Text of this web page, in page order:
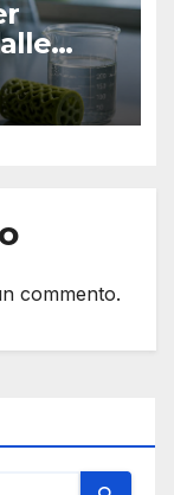
commento.